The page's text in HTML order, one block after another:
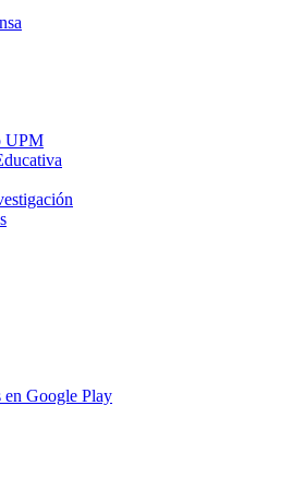
UPM
Google Play